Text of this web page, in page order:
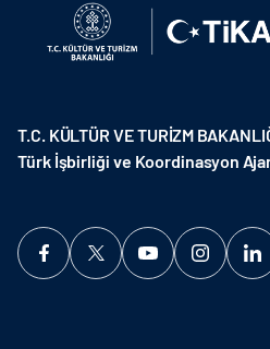
T.C. KÜLTÜR VE TURİZM
Türk İşbirliği ve Koordinasyon